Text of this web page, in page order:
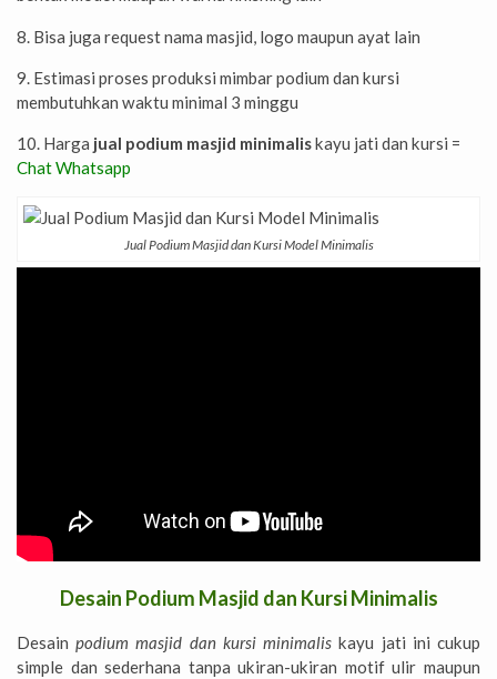
8. Bisa juga request nama masjid, logo maupun ayat lain
9. Estimasi proses produksi mimbar podium dan kursi
membutuhkan waktu minimal 3 minggu
10. Harga jual podium masjid minimaliskayu jati dan kursi =
Chat Whatsapp
Jual Podium Masjid dan Kursi Model Minimalis
Desain Podium Masjid dan Kursi Minimalis
Desainpodium masjid dan kursi minimalis kayu jati ini cukup
simple dan sederhana tanpa ukiran-ukiran motif ulir maupun